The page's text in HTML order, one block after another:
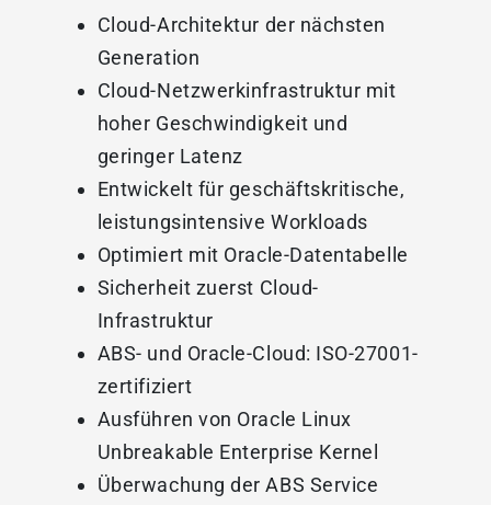
Cloud-Architektur der nächsten
Generation
Cloud-Netzwerkinfrastruktur mit
hoher Geschwindigkeit und
geringer Latenz
Entwickelt für geschäftskritische,
leistungsintensive Workloads
Optimiert mit Oracle-Datentabelle
Sicherheit zuerst Cloud-
Infrastruktur
ABS- und Oracle-Cloud: ISO-27001-
zertifiziert
Ausführen von Oracle Linux
Unbreakable Enterprise Kernel
Überwachung der ABS Service